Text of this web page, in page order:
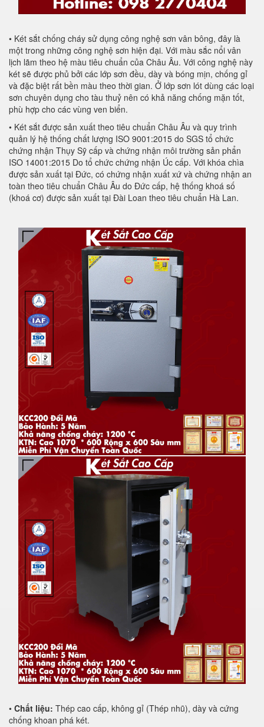
• Két sắt chống cháy sử dụng công nghệ sơn vân bông, đây là
một trong những công nghệ sơn hiện đại. Với màu sắc nổi vân
lịch lãm theo hệ màu tiêu chuẩn của Châu Âu. Với công nghệ này
két sẽ được phủ bởi các lớp sơn đều, dày và bóng mịn, chống gỉ
và đặc biệt rất bền màu theo thời gian. Ở lớp sơn lót dùng các loại
sơn chuyên dụng cho tàu thuỷ nên có khả năng chống mặn tốt,
phù hợp cho các vùng ven biển.
• Két sắt được sản xuất theo tiêu chuẩn Châu Âu và quy trình
quản lý hệ thống chất lượng ISO 9001:2015 do SGS tổ chức
chứng nhận Thụy Sỹ cấp và chứng nhận môi trường sản phẩn
ISO 14001:2015 Do tổ chức chứng nhận Úc cấp. Với khóa chìa
được sản xuất tại Đức, có chứng nhận xuất xứ và chứng nhận an
toàn theo tiêu chuẩn Châu Âu do Đức cấp, hệ thống khoá số
(khoá cơ) được sản xuất tại Đài Loan theo tiêu chuẩn Hà Lan.
• Chất liệu: Thép cao cấp, không gỉ (Thép nhũ), dày và cứng
chống khoan phá két.